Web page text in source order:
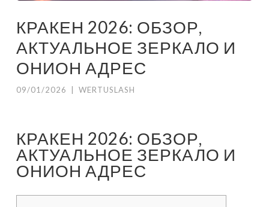
КРАКЕН 2026: ОБЗОР,
АКТУАЛЬНОЕ ЗЕРКАЛО И
ОНИОН АДРЕС
09/01/2026 WERTUSLASH
КРАКЕН 2026: ОБЗОР,
АКТУАЛЬНОЕ ЗЕРКАЛО И
ОНИОН АДРЕС